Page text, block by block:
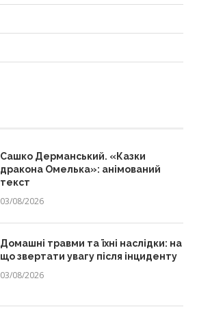
Сашко Дерманський. «Казки
дракона Омелька»: анімований
текст
03/08/2026
Домашні травми та їхні наслідки: на
що звертати увагу після інциденту
03/08/2026